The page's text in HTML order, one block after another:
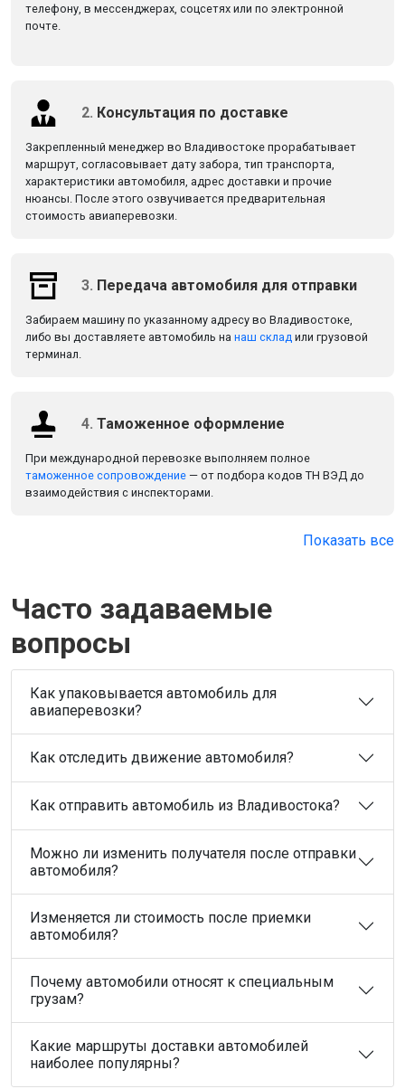
телефону, в мессенджерах, соцсетях или по электронной
почте.
2. Консультация по доставке
Закрепленный менеджер во Владивостоке прорабатывает
маршрут, согласовывает дату забора, тип транспорта,
характеристики автомобиля, адрес доставки и прочие
нюансы. После этого озвучивается предварительная
стоимость авиаперевозки.
3. Передача автомобиля для отправки
Забираем машину по указанному адресу во Владивостоке,
либо вы доставляете автомобиль на наш склад или грузовой
терминал.
4. Таможенное оформление
При международной перевозке выполняем полное
таможенное сопровождение — от подбора кодов ТН ВЭД до
взаимодействия с инспекторами.
Показать все
Часто задаваемые
вопросы
Как упаковывается автомобиль для
авиаперевозки?
Как отследить движение автомобиля?
Как отправить автомобиль из Владивостока?
Можно ли изменить получателя после отправки
автомобиля?
Изменяется ли стоимость после приемки
автомобиля?
Почему автомобили относят к специальным
грузам?
Какие маршруты доставки автомобилей
наиболее популярны?